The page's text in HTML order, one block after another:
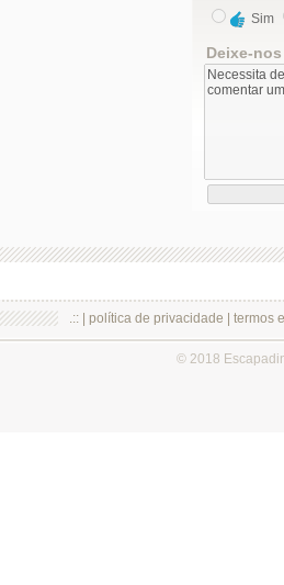
Sim
Deixe-
.:: | política de privacidade termos
© 2018